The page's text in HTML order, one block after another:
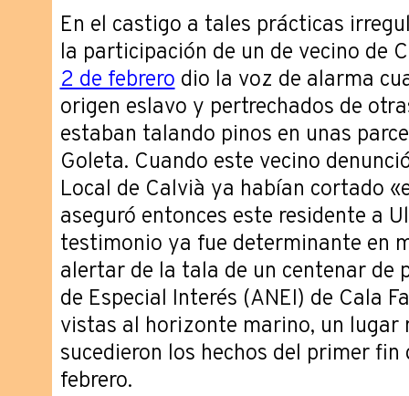
En el castigo a tales prácticas
la participación de un de vecino de
2 de febrerodio la voz de alarma
origen eslavo y pertrechados de
estaban talando pinos en unas
Goleta. Cuando este vecino
Local de Calvià ya habían cortado
aseguró entonces este residente a
testimonio ya fue determinante en
alertar de la tala de un centenar de
de Especial Interés (ANEI) de Cala
vistas al horizonte marino, un lugar
sucedieron los hechos del primer fin
febrero.